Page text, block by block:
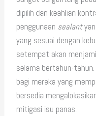
dipilih dan keahlian
penggunaan sealant
yang sesuai dengan
setempat akan
selama bertahun-
bagi mereka yang
bersedia
mitigasi isu panas.